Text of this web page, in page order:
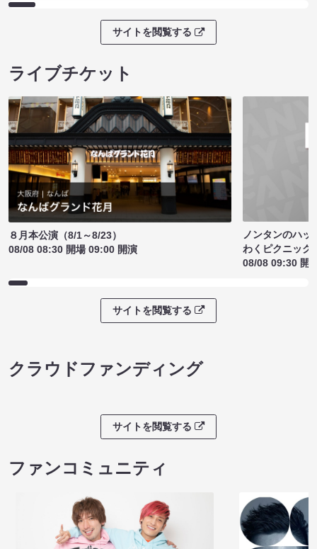
サイトを閲覧する
ライブチケット
８月本公演（8/1～8/23）
08/08 08:30 開場 09:00 開演
ノンタンのハッ
わくピクニック
08/08 09:30 開
サイトを閲覧する
クラウドファンディング
サイトを閲覧する
ファンコミュニティ